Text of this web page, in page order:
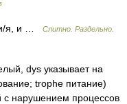
я, и …
Слитно. Раздельно.
dys указывает на
trophe питание)
с нарушением процессов